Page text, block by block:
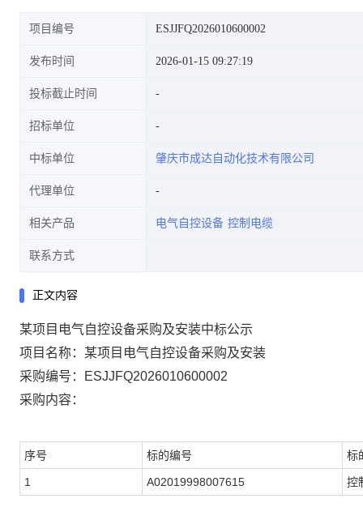
项目编号 ESJJFQ2026010600002
发布时间 2026-01-15 09:27:19
投标截止时间
招标单位
中标单位 肇庆市成达自动化技术有限公司
代理单位
相关产品 电气自控设备 控制电缆
联系方式
正文内容
某项目电气自控设备采购及安装中标公示
项目名称：某项目电气自控设备采购及安装
采购编号：ESJJFQ2026010600002
采购内容：
序号 标的编号 标
1 A02019998007615 控